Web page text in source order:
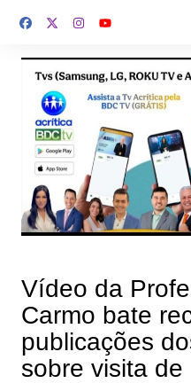
para
conteúdo
Vídeo da
Carmo bate
publicações
sobre visita de